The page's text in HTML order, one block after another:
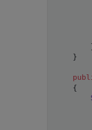
}
{